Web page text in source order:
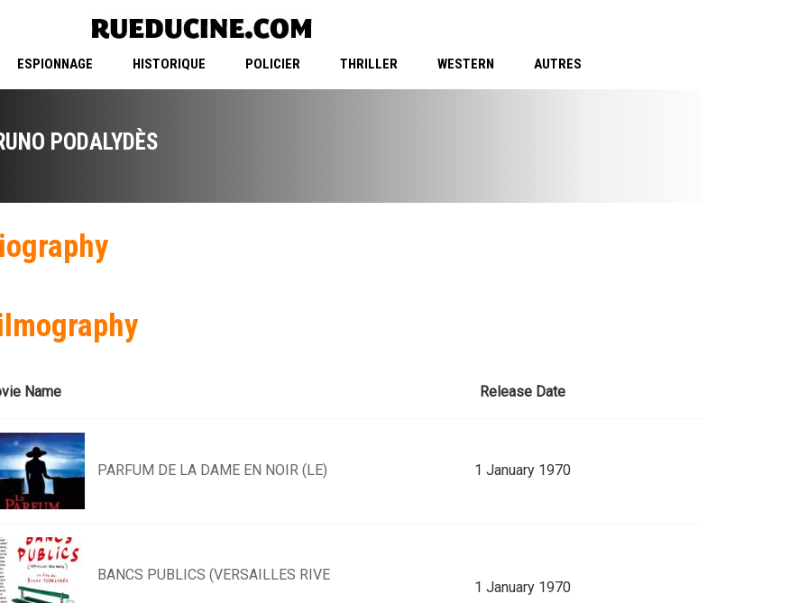
ESPIONNAGE HISTORIQUE POLICIER THRILLER WESTERN AUTRES
PODALYDÈS
Name Release Date
PARFUM DE LA DAME EN NOIR (LE) 1 January 1970
BANCS PUBLICS (VERSAILLES RIVE
1 January 1970